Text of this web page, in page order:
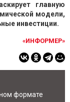
главную
модели,
инвестиции.
«ИНФОРМЕР»
формате